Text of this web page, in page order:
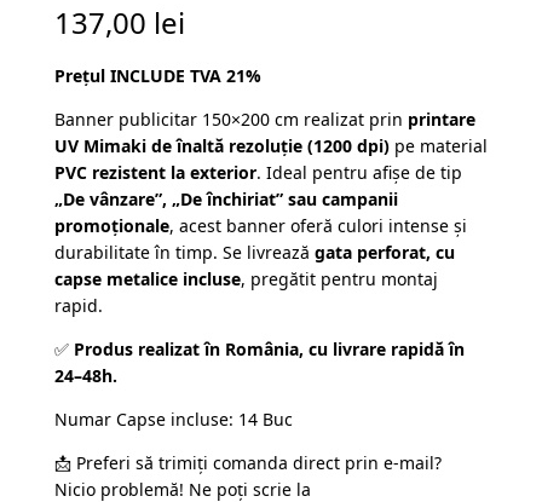
pe baza
unei
evaluări
137,00 lei
Prețul INCLUDE TVA 21%
Banner publicitar 150×200 cm realizat prin printare
UV Mimaki de înaltă rezoluție (1200 dpi)pe material
PVC rezistent la exterior. Ideal pentru afișe de tip
„De vânzare”, „De închiriat” sau campanii
promoționale, acest banner oferă culori intense și
durabilitate în timp. Se livrează gata perforat, cu
capse metalice incluse, pregătit pentru montaj
rapid.
✅ Produs realizat în România, cu livrare rapidă în
24–48h.
Numar Capse incluse: 14 Buc
📩 Preferi să trimiți comanda direct prin e-mail?
Nicio problemă! Ne poți scrie la